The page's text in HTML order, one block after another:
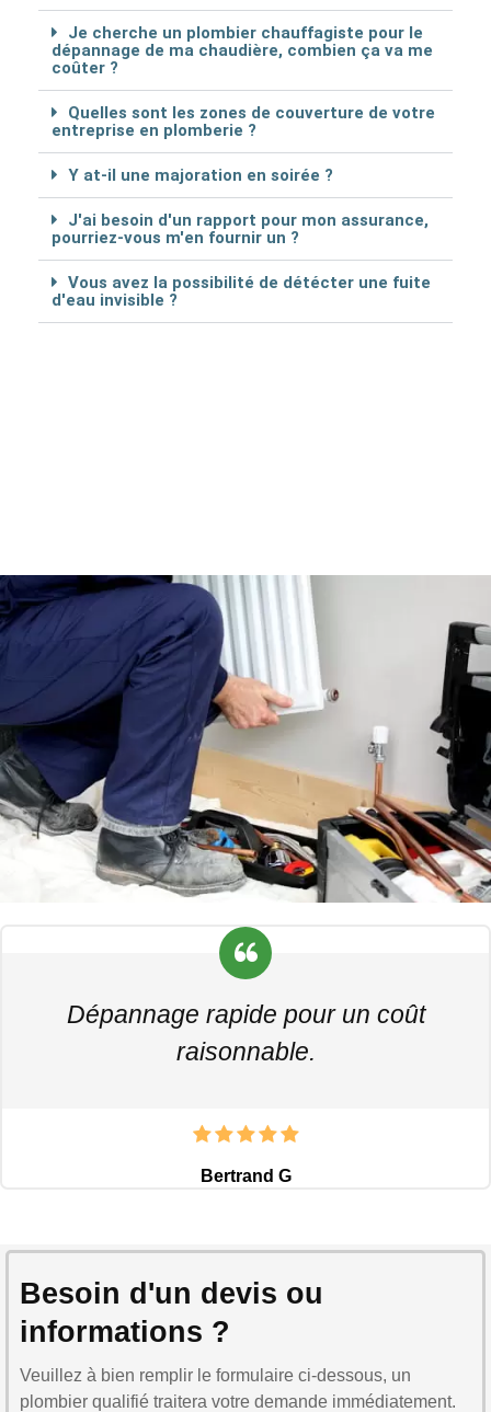
Je cherche un plombier chauffagiste pour le
dépannage de ma chaudière, combien ça va me
coûter ?
Quelles sont les zones de couverture de votre
entreprise en plomberie ?
Y at-il une majoration en soirée ?
J'ai besoin d'un rapport pour mon assurance,
pourriez-vous m'en fournir un ?
Vous avez la possibilité de détécter une fuite
d'eau invisible ?
Dépannage rapide pour un coût
raisonnable.
Bertrand G
Besoin d'un devis ou
informations ?
Veuillez à bien remplir le formulaire ci-dessous, un
plombier qualifié traitera votre demande immédiatement.